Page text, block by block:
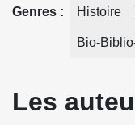
Genres Histoire
Bio-
Les